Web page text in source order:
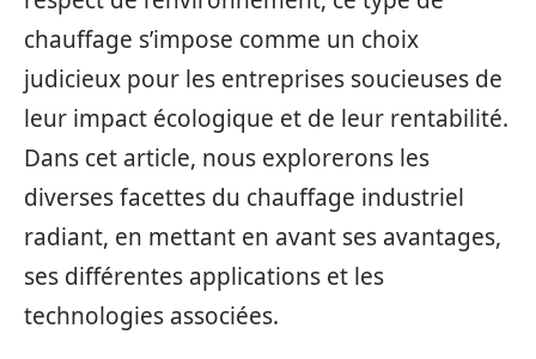
chauffage s’impose comme un choix
judicieux pour les entreprises soucieuses de
leur impact écologique et de leur rentabilité.
Dans cet article, nous explorerons les
diverses facettes du chauffage industriel
radiant, en mettant en avant ses avantages,
ses différentes applications et les
technologies associées.